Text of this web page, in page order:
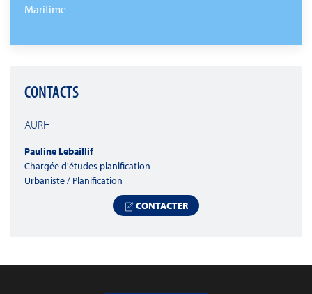
Maritime
CONTACTS
AURH
Pauline Lebaillif
Chargée d'études planification
Urbaniste / Planification
CONTACTER